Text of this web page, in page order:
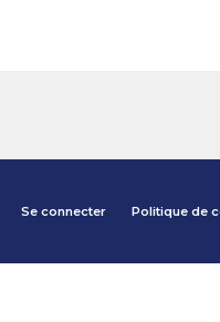
Se connecter Politique de